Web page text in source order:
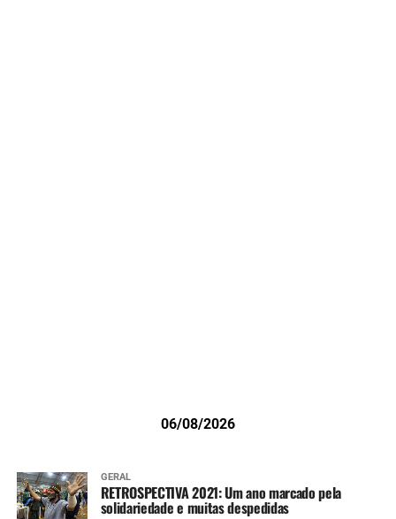
06/08/2026
GERAL
RETROSPECTIVA 2021: Um ano marcado pela
solidariedade e muitas despedidas